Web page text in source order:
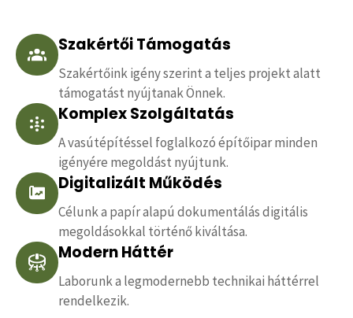
Szakértői Támogatás
Szakértőink igény szerint a teljes projekt alatt
támogatást nyújtanak Önnek.
Komplex Szolgáltatás
A vasútépítéssel foglalkozó építőipar minden
igényére megoldást nyújtunk.
Digitalizált Működés
Célunk a papír alapú dokumentálás digitális
megoldásokkal történő kiváltása.
Modern Háttér
Laborunk a legmodernebb technikai háttérrel
rendelkezik.